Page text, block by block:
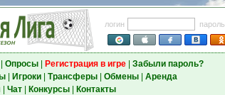
логин
пароль
Опросы| Регистрация в игре| Забыли пароль?
| Игроки| Трансферы| Обмены| Аренда
Чат| Конкурсы| Контакты